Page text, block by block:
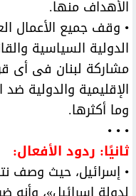
الأهداف منها.
• وقف جميع الأعمال
الدولية السياسية
مشاركة لبنان فى أى
الإقليمية والدولية ضد
وما أكثرها.
• • •
ثانيًا: ردود الأفعال:
• إسرائيل، حيث وصف